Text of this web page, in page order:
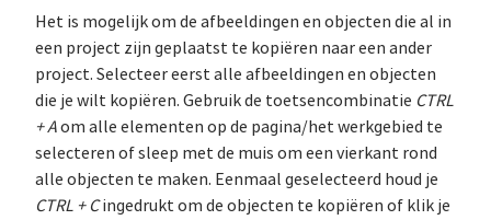
Het is mogelijk om de afbeeldingen en objecten die al in
een project zijn geplaatst te kopiëren naar een ander
project. Selecteer eerst alle afbeeldingen en objecten
die je wilt kopiëren. Gebruik de toetsencombinatie CTRL
+ Aom alle elementen op de pagina/het werkgebied te
selecteren of sleep met de muis om een vierkant rond
alle objecten te maken. Eenmaal geselecteerd houd je
CTRL + Cingedrukt om de objecten te kopiëren of klik je